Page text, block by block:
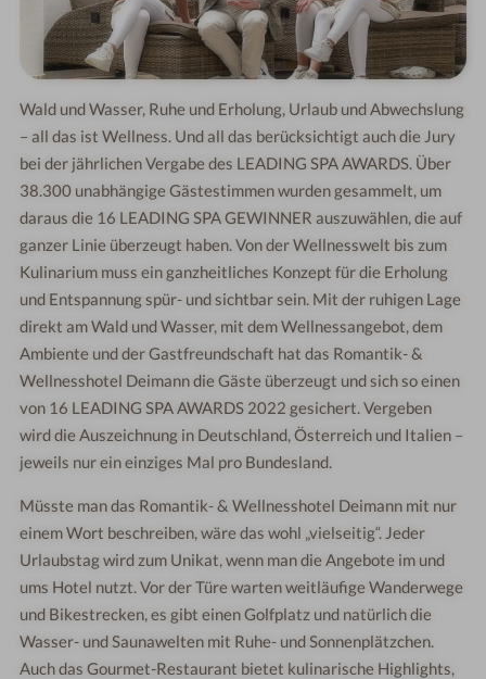
Wald und Wasser, Ruhe und Erholung, Urlaub und Abwechslung
– all das ist Wellness. Und all das berücksichtigt auch die Jury
bei der jährlichen Vergabe des LEADING SPA AWARDS. Über
38.300 unabhängige Gästestimmen wurden gesammelt, um
daraus die 16 LEADING SPA GEWINNER auszuwählen, die auf
ganzer Linie überzeugt haben. Von der Wellnesswelt bis zum
Kulinarium muss ein ganzheitliches Konzept für die Erholung
und Entspannung spür- und sichtbar sein. Mit der ruhigen Lage
direkt am Wald und Wasser, mit dem Wellnessangebot, dem
Ambiente und der Gastfreundschaft hat das Romantik- &
Wellnesshotel Deimann die Gäste überzeugt und sich so einen
von 16 LEADING SPA AWARDS 2022 gesichert. Vergeben
wird die Auszeichnung in Deutschland, Österreich und Italien –
jeweils nur ein einziges Mal pro Bundesland.
Müsste man das Romantik- & Wellnesshotel Deimann mit nur
einem Wort beschreiben, wäre das wohl „vielseitig“. Jeder
Urlaubstag wird zum Unikat, wenn man die Angebote im und
ums Hotel nutzt. Vor der Türe warten weitläufige Wanderwege
und Bikestrecken, es gibt einen Golfplatz und natürlich die
Wasser- und Saunawelten mit Ruhe- und Sonnenplätzchen.
Auch das Gourmet-Restaurant bietet kulinarische Highlights,